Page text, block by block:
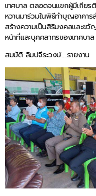
เทศบาล ตลอดจนแขกผู้มีเกียร
หวานมาร่วมในพิธีทำบุญอาคาร
สร้างความเป็นสิริมงคลและขวั
หน้าที่และบุคคลากรของเทศบ
สมบัติ ลิมปจีระวงษ์….รายงาน